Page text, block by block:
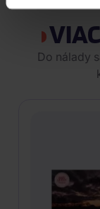
Do nálady